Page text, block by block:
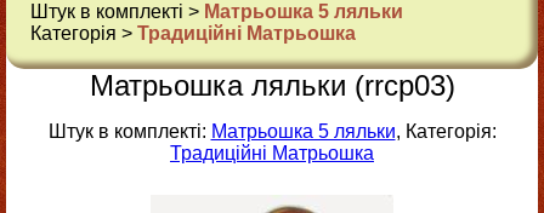
Штук в комплекті > Матрьошка 5 ляльки
Категорія > Традиційні Матрьошка
Матрьошка ляльки (rrcp03)
Штук в комплекті: Матрьошка 5 ляльки, Категорія:
Традиційні Матрьошка